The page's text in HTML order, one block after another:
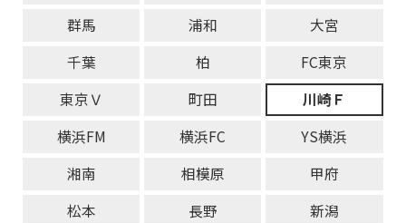
群馬
浦和
大宮
千葉
柏
FC東京
東京Ｖ
町田
川崎Ｆ
横浜FM
横浜FC
YS横浜
湘南
相模原
甲府
松本
長野
新潟